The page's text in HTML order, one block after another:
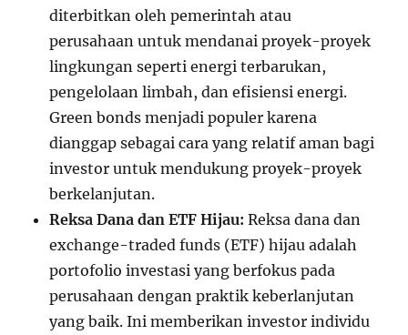
diterbitkan oleh pemerintah atau
perusahaan untuk mendanai proyek-proyek
lingkungan seperti energi terbarukan,
pengelolaan limbah, dan efisiensi energi.
Green bonds menjadi populer karena
dianggap sebagai cara yang relatif aman bagi
investor untuk mendukung proyek-proyek
berkelanjutan.
Reksa Dana dan ETF Hijau: Reksa dana dan
exchange-traded funds (ETF) hijau adalah
portofolio investasi yang berfokus pada
perusahaan dengan praktik keberlanjutan
yang baik. Ini memberikan investor individu